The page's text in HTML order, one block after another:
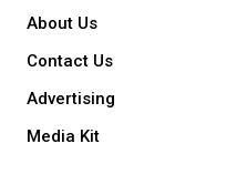
About Us
Contact Us
Advertising
Media Kit